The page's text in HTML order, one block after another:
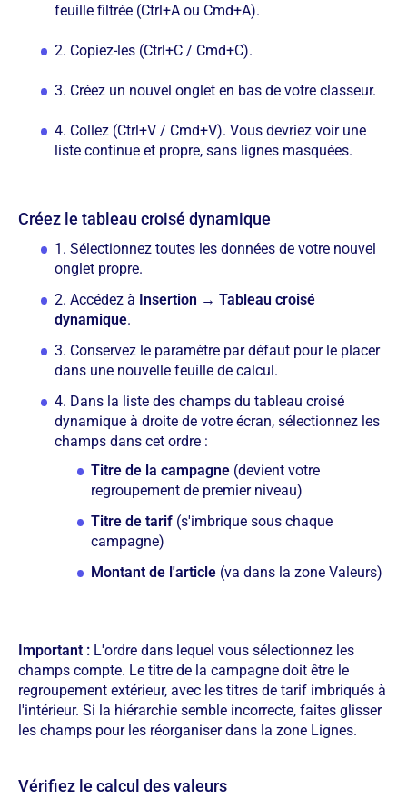
feuille filtrée (Ctrl+A ou Cmd+A).
2. Copiez-les (Ctrl+C / Cmd+C).
3. Créez un nouvel onglet en bas de votre classeur.
4. Collez (Ctrl+V / Cmd+V). Vous devriez voir une
liste continue et propre, sans lignes masquées.
Créez le tableau croisé dynamique
1. Sélectionnez toutes les données de votre nouvel
onglet propre.
2. Accédez à Insertion → Tableau croisé
dynamique.
3. Conservez le paramètre par défaut pour le placer
dans une nouvelle feuille de calcul.
4. Dans la liste des champs du tableau croisé
dynamique à droite de votre écran, sélectionnez les
champs dans cet ordre :
Titre de la campagne (devient votre
regroupement de premier niveau)
Titre de tarif (s'imbrique sous chaque
campagne)
Montant de l'article (va dans la zone Valeurs)
Important : L'ordre dans lequel vous sélectionnez les
champs compte. Le titre de la campagne doit être le
regroupement extérieur, avec les titres de tarif imbriqués à
l'intérieur. Si la hiérarchie semble incorrecte, faites glisser
les champs pour les réorganiser dans la zone Lignes.
Vérifiez le calcul des valeurs